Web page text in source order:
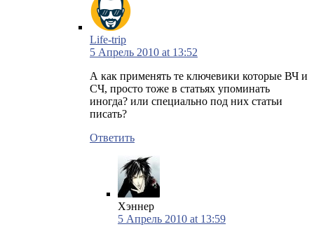
Life-trip
5 Апрель 2010 at 13:52
А как применять те ключевики которые ВЧ и
СЧ, просто тоже в статьях упоминать
иногда? или специально под них статьи
писать?
Ответить
Хэннер
5 Апрель 2010 at 13:59